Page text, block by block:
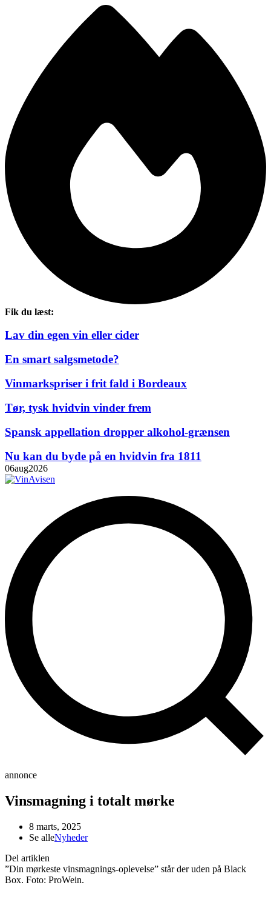
Fik du læst:
Lav din egen vin eller cider
En smart salgsmetode?
Vinmarkspriser i frit fald i Bordeaux
Tør, tysk hvidvin vinder frem
Spansk appellation dropper alkohol-grænsen
Nu kan du byde på en hvidvin fra 1811
06aug2026
annonce
Vinsmagning i totalt mørke
8 marts, 2025
Se alleNyheder
Del artiklen
”Din mørkeste vinsmagnings-oplevelse” står der uden på Black
Box. Foto: ProWein.